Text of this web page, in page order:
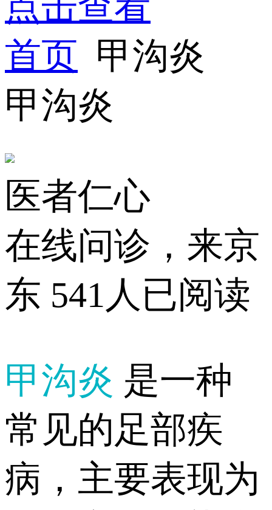
首页 甲沟炎
甲沟炎
医者仁心
在线问诊，来京
东 541人已阅读
甲沟炎 是一种
常见的足部疾
病，主要表现为